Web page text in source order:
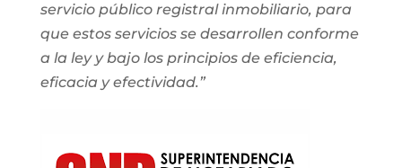
servicio público registral inmobiliario, para
que estos servicios se desarrollen conforme
a la ley y bajo los principios de eficiencia,
eficacia y efectividad.”